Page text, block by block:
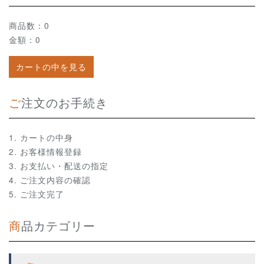
商品数：0
金額：0
カートの中を見る
ご注文のお手続き
カートの中身
お客様情報登録
お支払い・配送の指定
ご注文内容の確認
ご注文完了
商品カテゴリー